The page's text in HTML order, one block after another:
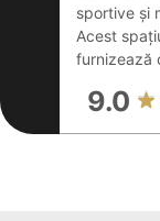
sportive și
Acest
furnizează
9.0